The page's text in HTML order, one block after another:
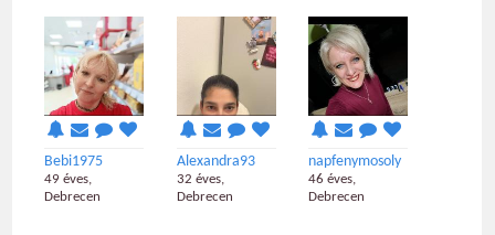
Bebi1975
49 éves,
Debrecen
Alexandra93
32 éves,
Debrecen
napfenymosoly
46 éves,
Debrecen